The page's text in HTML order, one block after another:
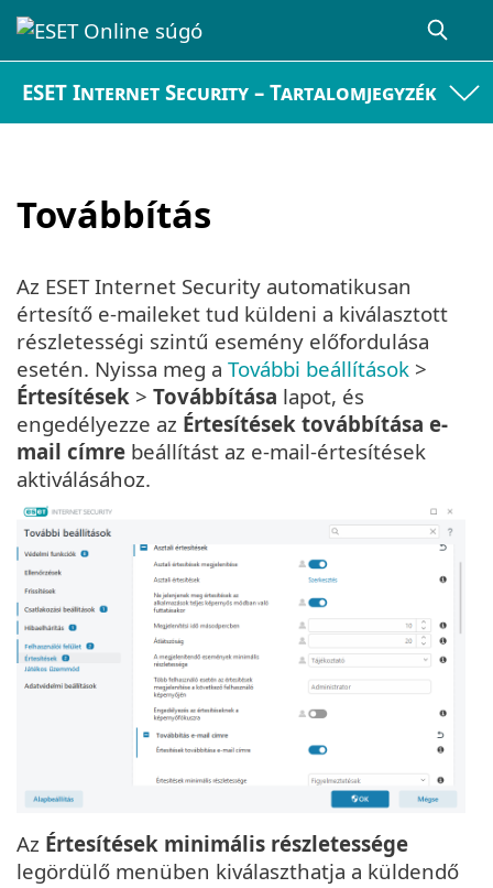
ESET Internet Security – Tartalomjegyzék
Továbbítás
Az ESET Internet Security automatikusan
értesítő e-maileket tud küldeni a kiválasztott
részletességi szintű esemény előfordulása
esetén. Nyissa meg a További beállítások >
Értesítések > Továbbítása lapot, és
engedélyezze az Értesítések továbbítása e-
mail címre beállítást az e-mail-értesítések
aktiválásához.
Az Értesítések minimális részletessége
legördülő menüben kiválaszthatja a küldendő